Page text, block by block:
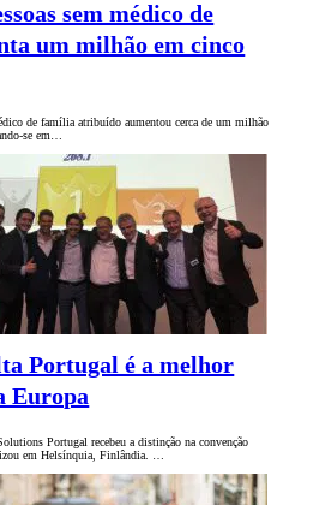
sem médico de
um milhão em cinco
de família atribuído aumentou cerca de um milhão
se em…
Portugal é a melhor
Europa
Portugal recebeu a distinção na convenção
em Helsínquia, Finlândia. …